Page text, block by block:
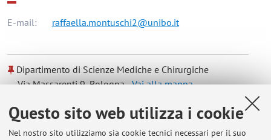
Questo sito web utilizza i cookie
Nel nostro sito utilizziamo sia cookie tecnici necessari per il suo
E-mail: raffaella.montuschi2@unibo.it
Dipartimento di Scienze Mediche e Chirurgiche
Via Massarenti 9, Bologna -Vai alla mappa
Orario di ricevimento